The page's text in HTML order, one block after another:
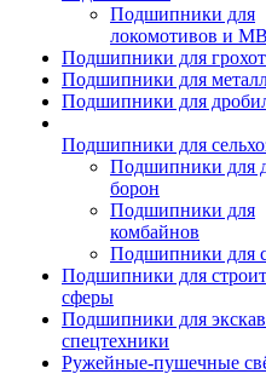
Подшипники для
локомотивов и
Подшипники для
Подшипники для
Подшипники для
Подшипники для
Подшипники для
борон
Подшипники для
комбайнов
Подшипники для
Подшипники для
сферы
Подшипники для
спецтехники
Ружейные-пушечные